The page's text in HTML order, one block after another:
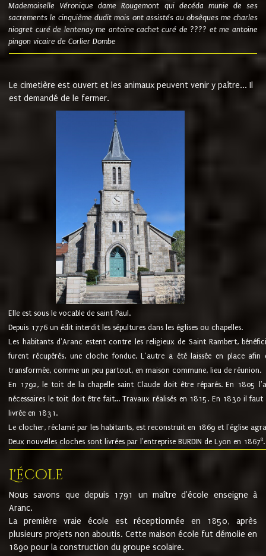
Mademoiselle Véronique dame Rougemont qui decéda munie de ses
sacrements le cinquième dudit mois ont assistés au obsèques me charles
niogret curé de lentenay me antoine cachet curé de ???? et me antoine
pingon vicaire de Corlier Dombe
Le cimetière est ouvert et les animaux peuvent venir y paître... Il
est demandé de le fermer.
Elle est sous le vocable de saint Paul.
Depuis 1776 un édit interdit les sépultures dans les églises ou chapelles.
Les habitants d'Aranc estent contre les religieux de Saint Rambert,
furent récupérés, une cloche fondue. L'autre a été laissée en place
transformée, comme un peu partout, en maison commune, lieu de réunion.
En 1792, le toit de la chapelle saint Claude doit être réparés. En 1805
nécessaires le toit doit être fait... Travaux réalisés en 1815. En 1830 il
livrée en 1831.
Le clocher, réclamé par les habitants, est reconstruit en 1869 et l'église
Deux nouvelles cloches sont livrées par l'entreprise BURDIN de Lyon en 18678.
L'école
Nous savons que depuis 1791 un maître d'école enseigne à
Aranc.
La première vraie école est réceptionnée en 1850, après
plusieurs projets non aboutis. Cette maison école fut démolie en
1890 pour la construction du groupe scolaire.